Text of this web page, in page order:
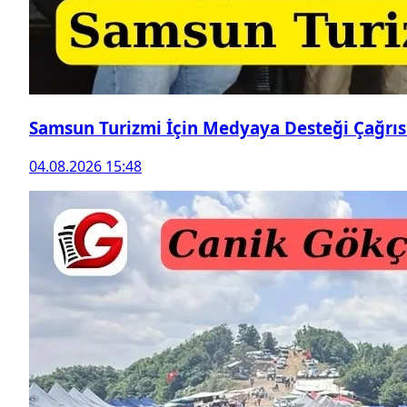
Samsun Turizmi İçin Medyaya Desteği
04.08.2026 15:48